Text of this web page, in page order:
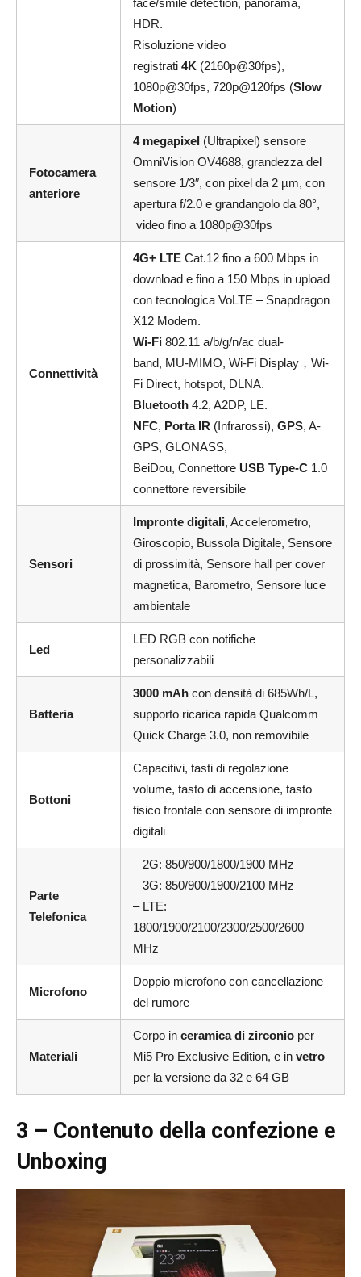
face/smile detection, panorama,
HDR.
Risoluzione video
registrati 4K (2160p@30fps),
1080p@30fps, 720p@120fps (Slow
Motion)
Fotocamera
anteriore
4 megapixel (Ultrapixel) sensore
OmniVision OV4688, grandezza del
sensore 1/3″, con pixel da 2 µm, con
apertura f/2.0 e grandangolo da 80°,
video fino a 1080p@30fps
Connettività
4G+ LTE Cat.12 fino a 600 Mbps in
download e fino a 150 Mbps in upload
con tecnologica VoLTE – Snapdragon
X12 Modem.
Wi-Fi 802.11 a/b/g/n/ac dual-
band, MU-MIMO, Wi-Fi Display，Wi-
Fi Direct, hotspot, DLNA.
Bluetooth 4.2, A2DP, LE.
NFC, Porta IR (Infrarossi), GPS, A-
GPS, GLONASS,
BeiDou, Connettore USB Type-C 1.0
connettore reversibile
Sensori
Impronte digitali, Accelerometro,
Giroscopio, Bussola Digitale, Sensore
di prossimità, Sensore hall per cover
magnetica, Barometro, Sensore luce
ambientale
Led
LED RGB con notifiche
personalizzabili
Batteria
3000 mAh con densità di 685Wh/L,
supporto ricarica rapida Qualcomm
Quick Charge 3.0, non removibile
Bottoni
Capacitivi, tasti di regolazione
volume, tasto di accensione, tasto
fisico frontale con sensore di impronte
digitali
Parte
Telefonica
– 2G: 850/900/1800/1900 MHz
– 3G: 850/900/1900/2100 MHz
– LTE:
1800/1900/2100/2300/2500/2600
MHz
Microfono
Doppio microfono con cancellazione
del rumore
Materiali
Corpo in ceramica di zirconio per
Mi5 Pro Exclusive Edition, e in vetro
per la versione da 32 e 64 GB
3 – Contenuto della confezione e
Unboxing